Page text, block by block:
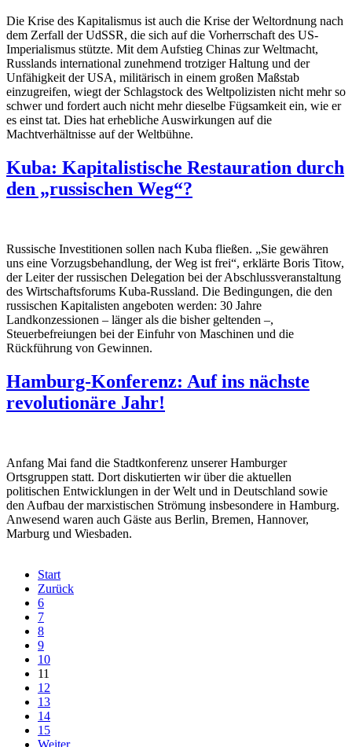
Die Krise des Kapitalismus ist auch die Krise der Weltordnung nach
dem Zerfall der UdSSR, die sich auf die Vorherrschaft des US-
Imperialismus stützte. Mit dem Aufstieg Chinas zur Weltmacht,
Russlands international zunehmend trotziger Haltung und der
Unfähigkeit der USA, militärisch in einem großen Maßstab
einzugreifen, wiegt der Schlagstock des Weltpolizisten nicht mehr so
schwer und fordert auch nicht mehr dieselbe Fügsamkeit ein, wie er
es einst tat. Dies hat erhebliche Auswirkungen auf die
Machtverhältnisse auf der Weltbühne.
Kuba: Kapitalistische Restauration durch
den „russischen Weg“?
Russische Investitionen sollen nach Kuba fließen. „Sie gewähren
uns eine Vorzugsbehandlung, der Weg ist frei“, erklärte Boris Titow,
der Leiter der russischen Delegation bei der Abschlussveranstaltung
des Wirtschaftsforums Kuba-Russland. Die Bedingungen, die den
russischen Kapitalisten angeboten werden: 30 Jahre
Landkonzessionen – länger als die bisher geltenden –,
Steuerbefreiungen bei der Einfuhr von Maschinen und die
Rückführung von Gewinnen.
Hamburg-Konferenz: Auf ins nächste
revolutionäre Jahr!
Anfang Mai fand die Stadtkonferenz unserer Hamburger
Ortsgruppen statt. Dort diskutierten wir über die aktuellen
politischen Entwicklungen in der Welt und in Deutschland sowie
den Aufbau der marxistischen Strömung insbesondere in Hamburg.
Anwesend waren auch Gäste aus Berlin, Bremen, Hannover,
Marburg und Wiesbaden.
Start
Zurück
6
7
8
9
10
11
12
13
14
15
Weiter